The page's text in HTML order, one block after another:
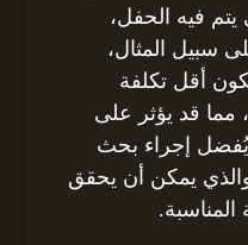
فيه الحفل،
سبيل المثال،
أقل تكلفة
مما قد يؤثر على
يُفضل إجراء بحث
يمكن أن يحقق
المناسبة.